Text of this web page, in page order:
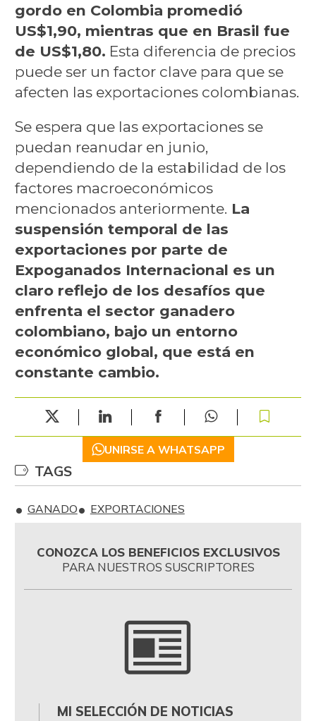
gordo en Colombia promedió
US$1,90, mientras que en Brasil fue
de US$1,80. Esta diferencia de precios
puede ser un factor clave para que se
afecten las exportaciones colombianas.
Se espera que las exportaciones se
puedan reanudar en junio,
dependiendo de la estabilidad de los
factores macroeconómicos
mencionados anteriormente. La
suspensión temporal de las
exportaciones por parte de
Expoganados Internacional es un
claro reflejo de los desafíos que
enfrenta el sector ganadero
colombiano, bajo un entorno
económico global, que está en
constante cambio.
UNIRSE A WHATSAPP
TAGS
GANADO EXPORTACIONES
CONOZCA LOS BENEFICIOS EXCLUSIVOS
PARA NUESTROS SUSCRIPTORES
MI SELECCIÓN DE NOTICIAS